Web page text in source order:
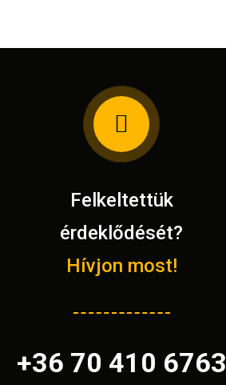
Felkeltettük
érdeklődését?
Hívjon most!
+36 70 410 6763